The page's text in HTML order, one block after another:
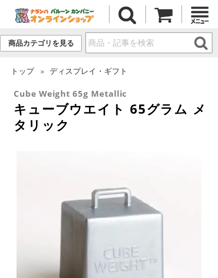
商品カテゴリを見る
トップ ディスプレイ・ギフト
Cube Weight 65g Metallic
キューブウエイト 65グラム メ
タリック